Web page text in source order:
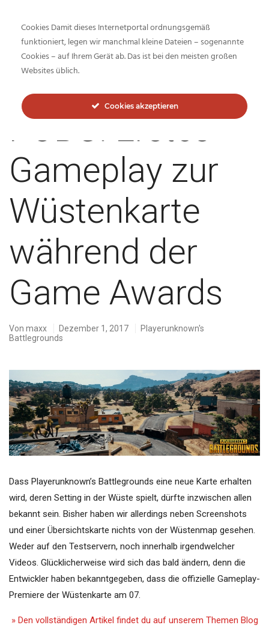
Inside-Network.net
PUBG: Erstes
Gameplay zur
Wüstenkarte
während der
Game Awards
Von maxx Dezember 1, 2017
Playerunknown's
Battlegrounds
Dass Playerunknown’s Battlegrounds eine neue Karte erhalten
wird, deren Setting in der Wüste spielt, dürfte inzwischen allen
bekannt sein. Bisher haben wir allerdings neben Screenshots
und einer Übersichtskarte nichts von der Wüstenmap gesehen.
Weder auf den Testservern, noch innerhalb irgendwelcher
Videos. Glücklicherweise wird sich das bald ändern, denn die
Entwickler haben bekanntgegeben, dass die offizielle Gameplay-
Premiere der Wüstenkarte am 07.
» Den vollständigen Artikel findet du auf unserem Themen Blog
Cookies Damit dieses Internetportal ordnungsgemäß
funktioniert, legen wir manchmal kleine Dateien – sogenannte
Cookies – auf Ihrem Gerät ab. Das ist bei den meisten großen
Websites üblich.
Cookies akzeptieren